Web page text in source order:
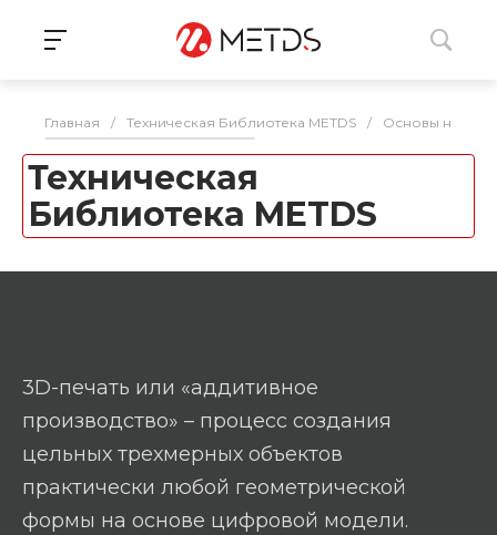
Главная / Техническая Библиотека METDS / Основы
Техническая
Библиотека METDS
3D-печать или «аддитивное
производство» – процесс создания
цельных трехмерных объектов
практически любой геометрической
формы на основе цифровой модели.